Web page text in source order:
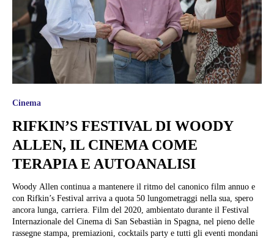
Cinema
RIFKIN’S FESTIVAL DI WOODY
ALLEN, IL CINEMA COME
TERAPIA E AUTOANALISI
Woody Allen continua a mantenere il ritmo del canonico film annuo e
con Rifkin’s Festival arriva a quota 50 lungometraggi nella sua, spero
ancora lunga, carriera. Film del 2020, ambientato durante il Festival
Internazionale del Cinema di San Sebastiàn in Spagna, nel pieno delle
rassegne stampa, premiazioni, cocktails party e tutti gli eventi mondani